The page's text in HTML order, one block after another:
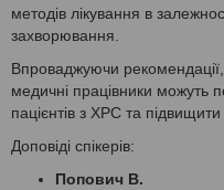
методів лікування в
захворювання.
Впроваджуючи
медичні працівники можуть
пацієнтів з ХРС та підвищити
Доповіді спікерів:
Попович В.